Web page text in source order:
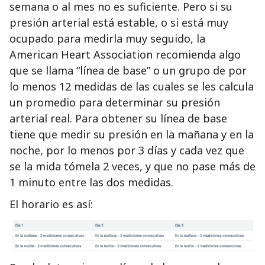
semana o al mes no es suficiente. Pero si su
presión arterial está estable, o si está muy
ocupado para medirla muy seguido, la
American Heart Association recomienda algo
que se llama “línea de base” o un grupo de por
lo menos 12 medidas de las cuales se les calcula
un promedio para determinar su presión
arterial real. Para obtener su línea de base
tiene que medir su presión en la mañana y en la
noche, por lo menos por 3 días y cada vez que
se la mida tómela 2 veces, y que no pase más de
1 minuto entre las dos medidas.
El horario es así: